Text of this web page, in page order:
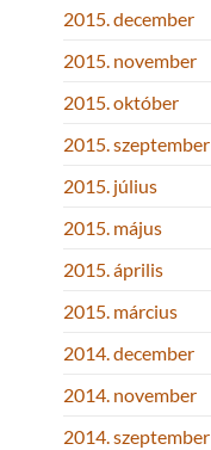
2015. december
2015. november
2015. október
2015. szeptember
2015. július
2015. május
2015. április
2015. március
2014. december
2014. november
2014. szeptember